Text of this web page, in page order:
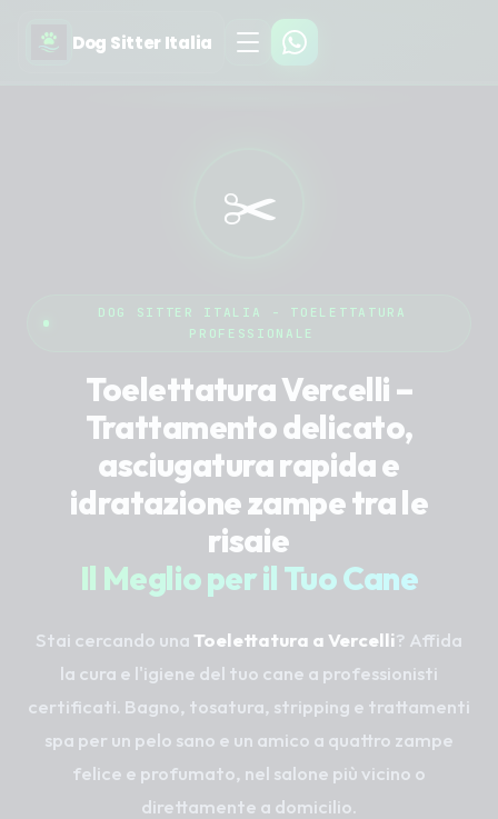
Dog Sitter Italia
✂️
DOG SITTER ITALIA - TOELETTATURA
PROFESSIONALE
Toelettatura Vercelli –
Trattamento delicato,
asciugatura rapida e
idratazione zampe tra le
risaie
Il Meglio per il Tuo Cane
Stai cercando unaToelettatura a Vercelli? Affida
la cura e l'igiene del tuo cane a professionisti
certificati. Bagno, tosatura, stripping e trattamenti
spa per un pelo sano e un amico a quattro zampe
felice e profumato, nel salone più vicino o
direttamente a domicilio.